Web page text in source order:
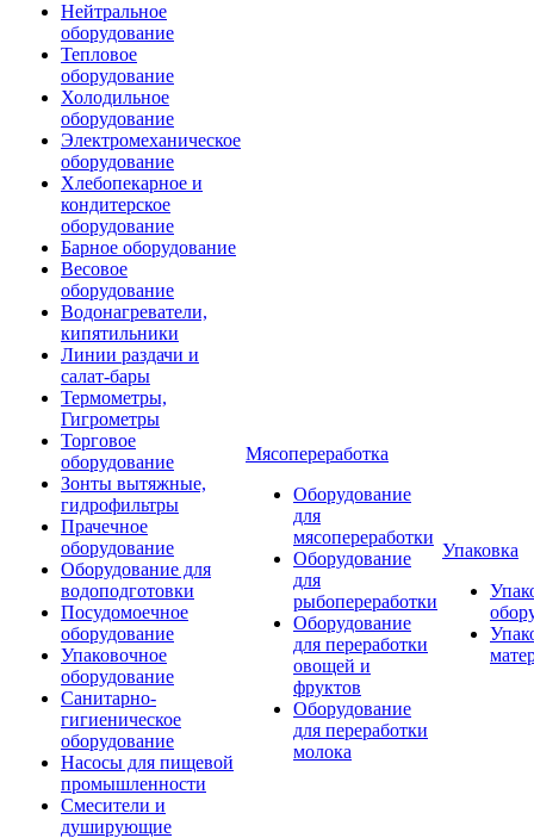
Нейтральное
оборудование
Тепловое
оборудование
Холодильное
оборудование
Электромеханическое
оборудование
Хлебопекарное и
кондитерское
оборудование
Барное оборудование
Весовое
оборудование
Водонагреватели,
кипятильники
Линии раздачи и
салат-бары
Термометры,
Гигрометры
Торговое
оборудование
Зонты вытяжные,
гидрофильтры
Прачечное
оборудование
Оборудование для
водоподготовки
Посудомоечное
оборудование
Упаковочное
оборудование
Санитарно-
гигиеническое
оборудование
Насосы для пищевой
промышленности
Смесители и
душирующие
Мясопереработка
Оборудование
для
мясопереработки
Оборудование
для
рыбопереработки
Оборудование
для переработки
овощей и
фруктов
Оборудование
для переработки
молока
Упаковка